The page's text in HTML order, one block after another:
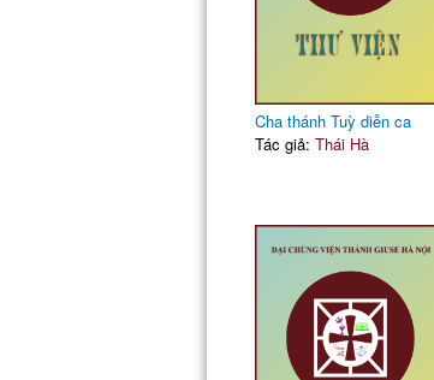
Cha thánh Tuỳ diễn ca
Tác giả: Thái Hà